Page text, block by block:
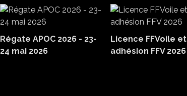
Régate APOC 2026 - 23-
24 mai 2026
Licence FFVoile et
adhésion FFV 2026